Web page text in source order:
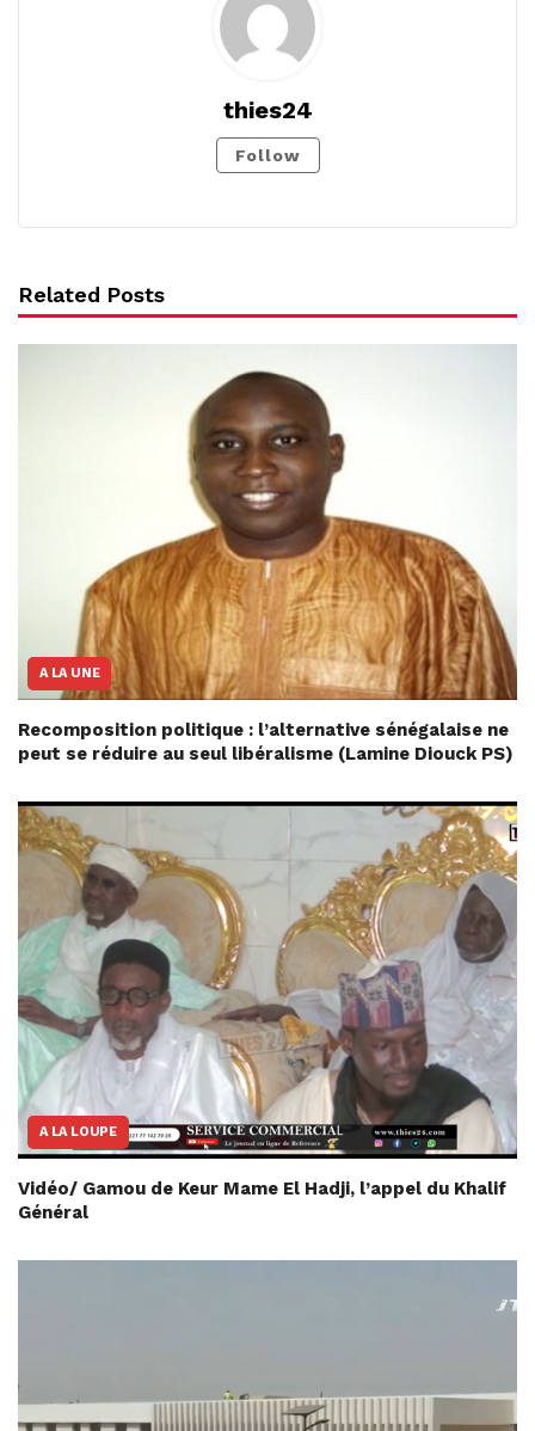
thies24
Follow
Related Posts
A LA UNE
Recomposition politique : l’alternative sénégalaise ne
peut se réduire au seul libéralisme (Lamine Diouck PS)
A LA LOUPE
Vidéo/ Gamou de Keur Mame El Hadji, l’appel du Khalif
Général